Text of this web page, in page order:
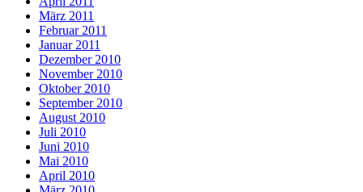
März 2011
Februar 2011
Januar 2011
Dezember 2010
November 2010
Oktober 2010
September 2010
August 2010
Juli 2010
Juni 2010
Mai 2010
April 2010